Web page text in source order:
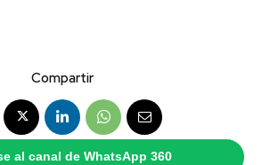
Compartir
al canal de WhatsApp 360